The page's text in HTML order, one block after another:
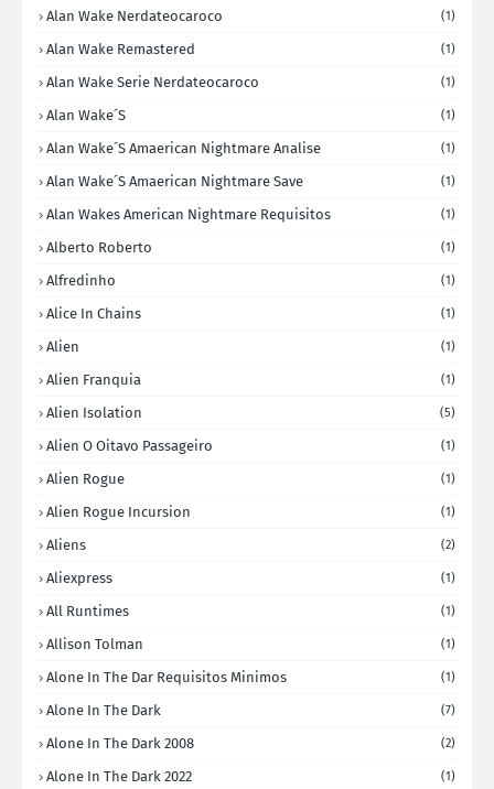
Alan Wake Nerdateocaroco (1)
Alan Wake Remastered (1)
Alan Wake Serie Nerdateocaroco (1)
Alan Wake´s (1)
Alan Wake´s Amaerican Nightmare Analise (1)
Alan Wake´s Amaerican Nightmare Save (1)
Alan Wakes American Nightmare Requisitos (1)
Alberto Roberto (1)
Alfredinho (1)
Alice In Chains (1)
Alien (1)
Alien Franquia (1)
Alien Isolation (5)
Alien O Oitavo Passageiro (1)
Alien Rogue (1)
Alien Rogue Incursion (1)
Aliens (2)
Aliexpress (1)
All Runtimes (1)
Allison Tolman (1)
Alone In The Dar Requisitos Minimos (1)
Alone In The Dark (7)
Alone In The Dark 2008 (2)
Alone In The Dark 2022 (1)